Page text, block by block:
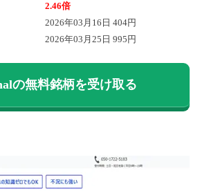
2.46倍
2026年03月16日 404円
2026年03月25日 995円
の無料銘柄を受け取る